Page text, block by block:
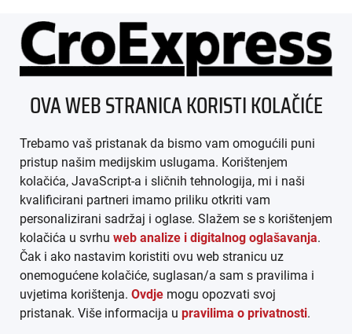
ÜBER UNS
IMPRESSUM
AGB
DATENSCHUTZ
MEDIADATEN
ARHIVA (PDF)
OVA WEB STRANICA KORISTI KOLAČIĆE
Trebamo vaš pristanak da bismo vam omogućili puni
pristup našim medijskim uslugama. Korištenjem
kolačića, JavaScript-a i sličnih tehnologija, mi i naši
kvalificirani partneri imamo priliku otkriti vam
personalizirani sadržaj i oglase. Slažem se s korištenjem
kolačića u svrhu web analize i digitalnog oglašavanja.
Čak i ako nastavim koristiti ovu web stranicu uz
onemogućene kolačiće, suglasan/a sam s pravilima i
uvjetima korištenja. Ovdje mogu opozvati svoj
pristanak. Više informacija u pravilima o privatnosti.